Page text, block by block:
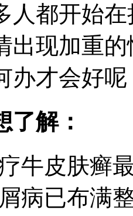
人都开始
出现加重
办才会好
了解：
牛皮肤癣
病已布满